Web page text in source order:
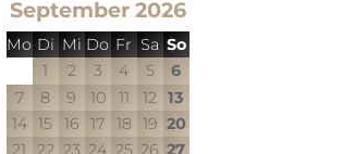
September 2026
Mo Di Mi Do Fr Sa So
1
2 3 4 5
6
7
8 9 10 11 12 13
14 15 16 17 18 19 20
21
22 23 24 25 26 27